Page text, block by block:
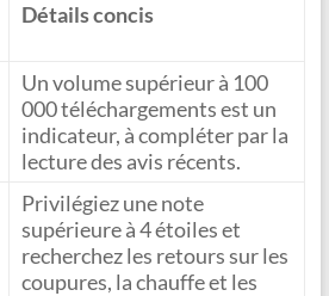
Détails concis
Un volume supérieur à 100
000 téléchargements est un
indicateur, à compléter par la
lecture des avis récents.
Privilégiez une note
supérieure à 4 étoiles et
recherchez les retours sur les
coupures, la chauffe et les